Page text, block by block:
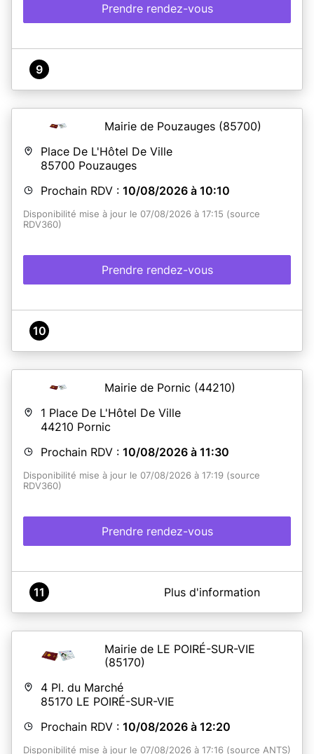
Prendre rendez-vous
9
Mairie de Pouzauges (85700)
Place De L'Hôtel De Ville
85700 Pouzauges
Prochain RDV : 10/08/2026 à 10:10
Disponibilité mise à jour le 07/08/2026 à 17:15 (source
RDV360)
Prendre rendez-vous
10
Mairie de Pornic (44210)
1 Place De L'Hôtel De Ville
44210 Pornic
Prochain RDV : 10/08/2026 à 11:30
Disponibilité mise à jour le 07/08/2026 à 17:19 (source
RDV360)
Prendre rendez-vous
A propos de Mairie de Pornic
entrer par la petite porte pour éviter les marches. Merci
de respecter ce sens de circulation. Le jeudi après 17h et
le samedi matin, l'entrée se fait par la petite porte pour
Dépôt de dossier (15 minutes) : Le demandeur (majeur
ou mineur accompagné du représentant légal) doit être
Retrait du titre (5 minutes) : Le demandeur (majeur ou
légal) doit être présent pour le contrôle des empreintes.
11 Plus d'information
Mairie de LE POIRÉ-SUR-VIE
(85170)
4 Pl. du Marché
85170 LE POIRÉ-SUR-VIE
Prochain RDV : 10/08/2026 à 12:20
Disponibilité mise à jour le 07/08/2026 à 17:16 (source ANTS)